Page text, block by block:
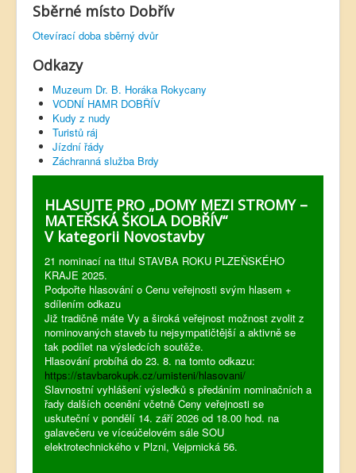
Sběrné místo Dobřív
Otevírací doba sběrný dvůr
Odkazy
Muzeum Dr. B. Horáka Rokycany
VODNÍ HAMR DOBŘÍV
Kudy z nudy
Turistů ráj
Jízdní řády
Záchranná služba Brdy
HLASUJTE PRO „DOMY MEZI STROMY –
MATEŘSKÁ ŠKOLA DOBŘÍV“
V kategorii Novostavby
21 nominací na titul STAVBA ROKU PLZEŇSKÉHO
KRAJE 2025.
Podpořte hlasování o Cenu veřejnosti svým hlasem +
sdílením odkazu
Již tradičně máte Vy a široká veřejnost možnost zvolit z
nominovaných staveb tu nejsympatičtější a aktivně se
tak podílet na výsledcích soutěže.
Hlasování probíhá do 23. 8. na tomto odkazu:
https://stavbarokupk.cz/umisteni/hlasovani/
Slavnostní vyhlášení výsledků s předáním nominačních a
řady dalších ocenění včetně Ceny veřejnosti se
uskuteční v pondělí 14. září 2026 od 18.00 hod. na
galavečeru ve víceúčelovém sále SOU
elektrotechnického v Plzni, Vejprnická 56.